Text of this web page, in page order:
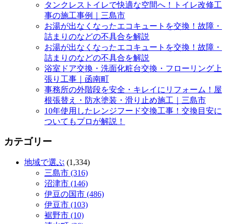
タンクレストイレで快適な空間へ！トイレ改修工
事の施工事例｜三島市
お湯が出なくなったエコキュートを交換！故障・
詰まりのなどの不具合を解説
お湯が出なくなったエコキュートを交換！故障・
詰まりのなどの不具合を解説
浴室ドア交換・洗面化粧台交換・フローリング上
張り工事｜函南町
事務所の外階段を安全・キレイにリフォーム！屋
根張替え・防水塗装・滑り止め施工｜三島市
10年使用したレンジフード交換工事！交換目安に
ついてもプロが解説！
カテゴリー
地域で選ぶ (1,334)
三島市 (316)
沼津市 (146)
伊豆の国市 (486)
伊豆市 (103)
裾野市 (10)